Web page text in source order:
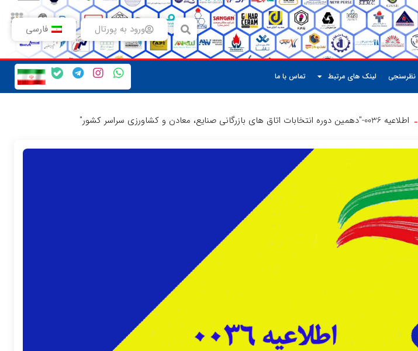
ورود به پورتال فارسی
نظرسنجی لینک های مرتبط تماس با ما
- اطلاعیه 0036-"دهمین دوره انتخابات اتاق های بازرگانی صنایع، معادن و کشاورزی سراسر کشور"